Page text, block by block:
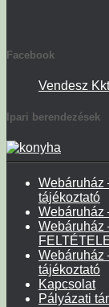
Facebook
Vendesz Kkt
Ipari berendezések
Webáruház
tájékoztató
Webáruház
Webáruház
Webáruház
tájékoztató
Kapcsolat
Pályázati